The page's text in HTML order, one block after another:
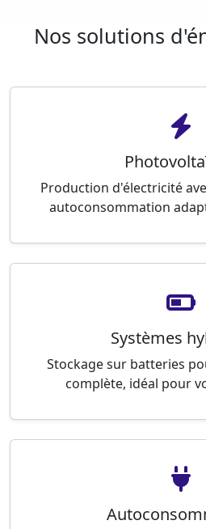
Nos solutions
Production d'électricité
autoconsommation
Systèmes
Stockage sur batteries
complète, idéal pour